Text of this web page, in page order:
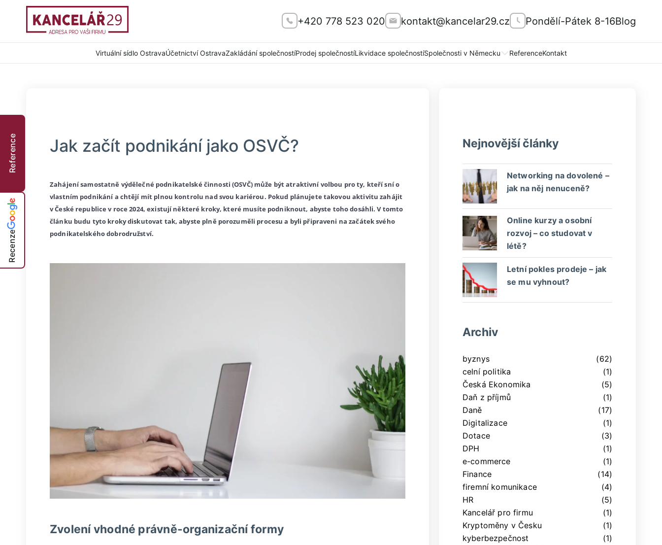
+420 778 523 020 kontakt@kancelar29.cz Pondělí-Pátek 8-16Blog
Virtuální sídlo OstravaÚčetnictví OstravaZakládání společnostíProdej společnostíLikvidace společnostíSpolečnosti v Německu ReferenceKontakt
Reference
Recenze
Jak začít podnikání jako OSVČ?
Zahájení samostatně výdělečné podnikatelské činnosti (OSVČ) může být atraktivní volbou pro ty, kteří sní o
vlastním podnikání a chtějí mít plnou kontrolu nad svou kariérou. Pokud plánujete takovou aktivitu zahájit
v České republice v roce 2024, existují některé kroky, které musíte podniknout, abyste toho dosáhli. V tomto
článku budu tyto kroky diskutovat tak, abyste plně porozuměli procesu a byli připraveni na začátek svého
podnikatelského dobrodružství.
Zvolení vhodné právně-organizační formy
Nejnovější články
Networking na dovolené –
jak na něj nenuceně?
Online kurzy a osobní
rozvoj – co studovat v
létě?
Letní pokles prodeje – jak
se mu vyhnout?
Archiv
byznys
(62)
celní politika
(1)
Česká Ekonomika
(5)
Daň z příjmů
(1)
Daně
(17)
Digitalizace
(1)
Dotace
(3)
DPH
(1)
e-commerce
(1)
Finance
(14)
firemní komunikace
(4)
HR
(5)
Kancelář pro firmu
(1)
Kryptoměny v Česku
(1)
kyberbezpečnost
(1)